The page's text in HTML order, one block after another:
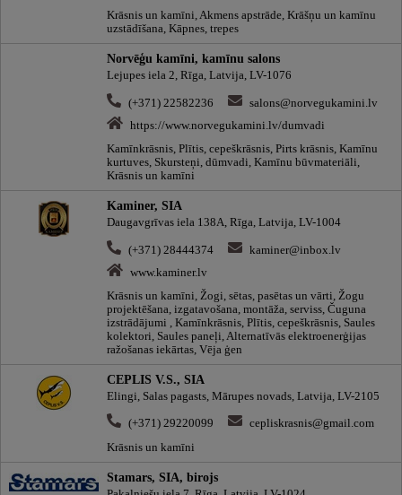
Krāsnis un kamīni, Akmens apstrāde, Krāšņu un kamīnu
uzstādīšana, Kāpnes, trepes
Norvēģu kamīni, kamīnu salons
Lejupes iela 2, Rīga, Latvija, LV-1076
(+371) 22582236
salons@norvegukamini.lv
https://www.norvegukamini.lv/dumvadi
Kamīnkrāsnis, Plītis, cepeškrāsnis, Pirts krāsnis, Kamīnu
kurtuves, Skursteņi, dūmvadi, Kamīnu būvmateriāli,
Krāsnis un kamīni
Kaminer, SIA
Daugavgrīvas iela 138A, Rīga, Latvija, LV-1004
(+371) 28444374
kaminer@inbox.lv
www.kaminer.lv
Krāsnis un kamīni, Žogi, sētas, pasētas un vārti, Žogu
projektēšana, izgatavošana, montāža, serviss, Čuguna
izstrādājumi , Kamīnkrāsnis, Plītis, cepeškrāsnis, Saules
kolektori, Saules paneļi, Alternatīvās elektroenerģijas
ražošanas iekārtas, Vēja ģen
CEPLIS V.S., SIA
Elingi, Salas pagasts, Mārupes novads, Latvija, LV-2105
(+371) 29220099
cepliskrasnis@gmail.com
Krāsnis un kamīni
Stamars, SIA, birojs